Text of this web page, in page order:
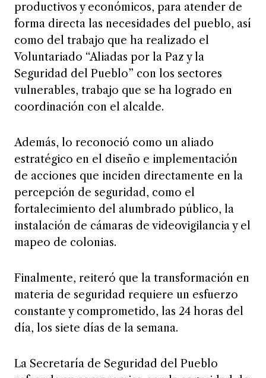
productivos y económicos, para atender de
forma directa las necesidades del pueblo, así
como del trabajo que ha realizado el
Voluntariado “Aliadas por la Paz y la
Seguridad del Pueblo” con los sectores
vulnerables, trabajo que se ha logrado en
coordinación con el alcalde.
Además, lo reconoció como un aliado
estratégico en el diseño e implementación
de acciones que inciden directamente en la
percepción de seguridad, como el
fortalecimiento del alumbrado público, la
instalación de cámaras de videovigilancia y el
mapeo de colonias.
Finalmente, reiteró que la transformación en
materia de seguridad requiere un esfuerzo
constante y comprometido, las 24 horas del
día, los siete días de la semana.
La Secretaría de Seguridad del Pueblo